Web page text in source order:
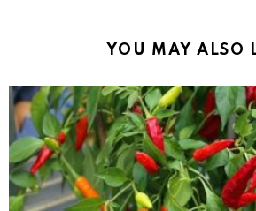
YOU MAY ALSO